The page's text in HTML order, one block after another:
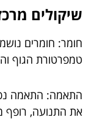
שיקולים
חומר: חומרים
טמפרטורת הגוף
התאמה: התאמה
את התנועה, רופף